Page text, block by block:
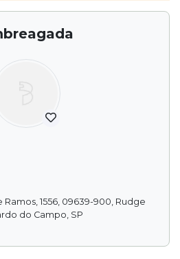
1556, 09639-900, Rudge
do Campo, SP